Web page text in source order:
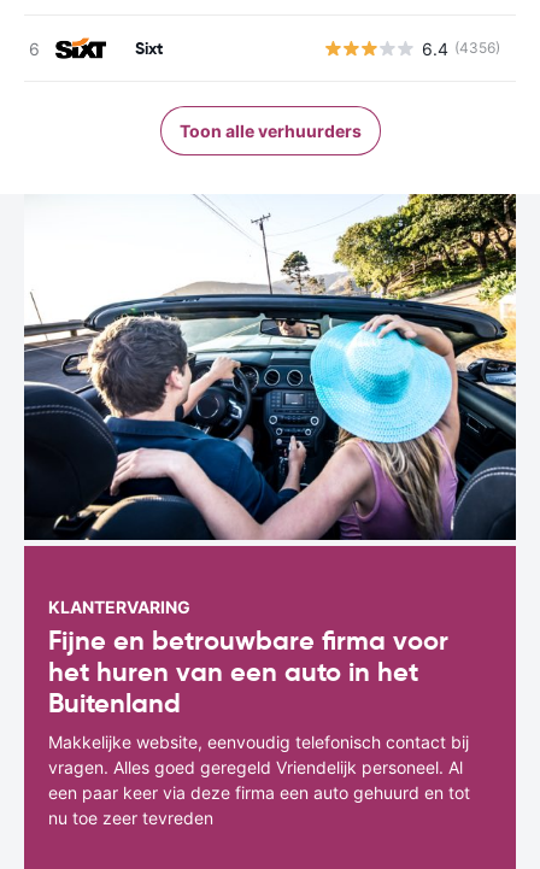
Sixt 6.4 (4356)
Toon alle verhuurders
KLANTERVARING
Fijne en betrouwbare firma voor
het huren van een auto in het
Buitenland
Makkelijke website, eenvoudig telefonisch contact bij
vragen. Alles goed geregeld Vriendelijk personeel. Al
een paar keer via deze firma een auto gehuurd en tot
nu toe zeer tevreden